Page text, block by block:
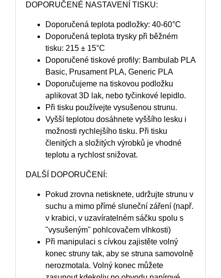
DOPORUČENÉ NASTAVENÍ TISKU:
Doporučená teplota podložky: 40-60°C
Doporučená teplota trysky při běžném
tisku: 215 ± 15°C
Doporučené tiskové profily: Bambulab PLA
Basic, Prusament PLA, Generic PLA
Doporučujeme na tiskovou podložku
aplikovat 3D lak, nebo tyčinkové lepidlo.
Při tisku používejte vysušenou strunu.
Vyšší teplotou dosáhnete vyššího lesku i
možnosti rychlejšího tisku. Při tisku
členitých a složitých výrobků je vhodné
teplotu a rychlost snižovat.
DALŠÍ DOPORUČENÍ:
Pokud zrovna netisknete, udržujte strunu v
suchu a mimo přímé sluneční záření (např.
v krabici, v uzavíratelném sáčku spolu s
"vysušeným" pohlcovačem vlhkosti)
Při manipulaci s cívkou zajistěte volný
konec struny tak, aby se struna samovolně
nerozmotala. Volný konec můžete